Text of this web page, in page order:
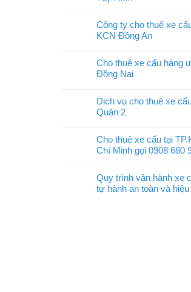
Công ty cho thuê xe
KCN Đồng An
Cho thuê xe cẩu hàng
Đồng Nai
Dịch vụ cho thuê xe
Quận 2
Cho thuê xe cẩu tại
Chí Minh gọi 0908 680
Quy trình vận hành xe
tự hành an toàn và hiệu